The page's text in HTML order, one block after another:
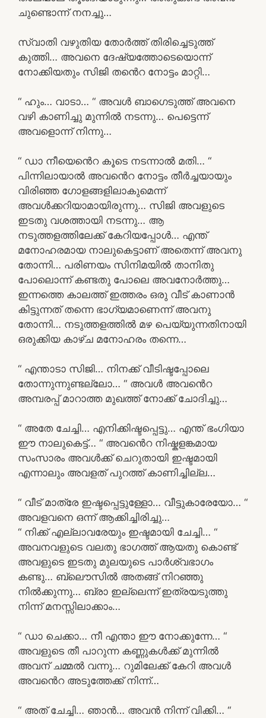
ചുണ്ടൊന്ന് നനച്ചു…
സ്വാതി വഴുതിയ തോർത്ത് തിരിച്ചെടുത്ത്
കുത്തി… അവനെ ദേഷ്യത്തോടെയൊന്ന്
നോക്കിയതും സിജി തൻെറ നോട്ടം മാറ്റി…
“ ഹും… വാടാ… “ അവൾ ബാഗെടുത്ത് അവനെ
വഴി കാണിച്ചു മുന്നിൽ നടന്നു… പെട്ടെന്ന്
അവളൊന്ന് നിന്നു…
“ ഡാ നീയെൻെറ കൂടെ നടന്നാൽ മതി… “
പിന്നിലായാൽ അവൻെറ നോട്ടം തീർച്ചയായും
വിരിഞ്ഞ ഗോളങ്ങളിലാകുമെന്ന്
അവൾക്കറിയാമായിരുന്നു… സിജി അവളുടെ
ഇടതു വശത്തായി നടന്നു… ആ
നടുത്തളത്തിലേക്ക് കേറിയപ്പോൾ… എന്ത്
മനോഹരമായ നാലുകെട്ടാണ് അതെന്ന് അവനു
തോന്നി… പരിണയം സിനിമയിൽ താനിതു
പോലൊന്ന് കണ്ടതു പോലെ അവനോർത്തു…
ഇന്നത്തെ കാലത്ത് ഇത്തരം ഒരു വീട് കാണാൻ
കിട്ടുന്നത് തന്നെ ഭാഗ്യമാണെന്ന് അവനു
തോന്നി… നടുത്തളത്തിൽ മഴ പെയ്യുന്നതിനായി
ഒരുക്കിയ കാഴ്ച മനോഹരം തന്നെ…
“ എന്താടാ സിജി… നിനക്ക് വീടിഷ്ടപ്പോലെ
തോന്നുന്നുണ്ടല്ലോ… “ അവൾ അവൻെറ
അമ്പരപ്പ് മാറാത്ത മുഖത്ത് നോക്ക് ചോദിച്ചു…
“ അതേ ചേച്ചി… എനിക്കിഷ്ടപ്പെട്ടു… എന്ത് ഭംഗിയാ
ഈ നാലുകെട്ട്… “ അവൻെറ നിഷ്കളങ്കമായ
സംസാരം അവൾക്ക് ചെറുതായി ഇഷ്ടമായി
എന്നാലും അവളത് പുറത്ത് കാണിച്ചില്ല…
“ വീട് മാത്രേ ഇഷ്ടപ്പെട്ടുള്ളോ… വീട്ടുകാരേയോ… “
അവളവനെ ഒന്ന് ആക്കിച്ചിരിച്ചു…
“ നിക്ക് എല്ലാവരേയും ഇഷ്ടമായി ചേച്ചി… “
അവനവളുടെ വലതു ഭാഗത്ത് ആയതു കൊണ്ട്
അവളുടെ ഇടതു മുലയുടെ പാർശ്വഭാഗം
കണ്ടു… ബ്ലൌസിൽ അതങ്ങ് നിറഞ്ഞു
നിൽക്കുന്നു… ബ്രാ ഇല്ലെന്ന് ഇത്രയടുത്തു
നിന്ന് മനസ്സിലാക്കാം…
“ ഡാ ചെക്കാ… നീ എന്താ ഈ നോക്കുന്നേ… “
അവളുടെ തീ പാറുന്ന കണ്ണുകൾക്ക് മുന്നിൽ
അവന് ചമ്മൽ വന്നു… റുമിലേക്ക് കേറി അവൾ
അവൻെറ അടുത്തേക്ക് നിന്ന്…
“ അത് ചേച്ചി… ഞാൻ… അവൻ നിന്ന് വിക്കി… “